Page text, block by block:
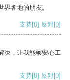
各地的朋友。
支持[0] 反对[0]
决，让我能够安心工
支持[0] 反对[0]